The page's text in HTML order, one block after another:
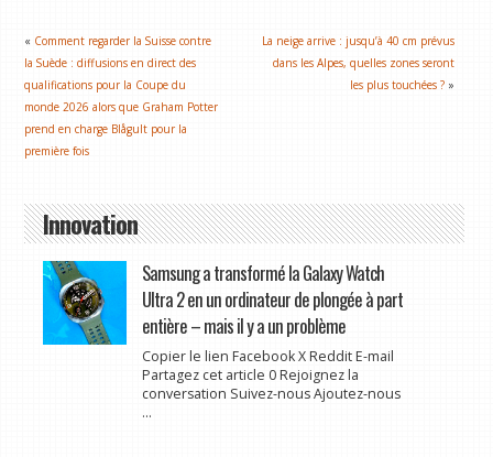
« Comment regarder la Suisse contre
la Suède : diffusions en direct des
qualifications pour la Coupe du
monde 2026 alors que Graham Potter
prend en charge Blågult pour la
première fois
La neige arrive : jusqu’à 40 cm prévus
dans les Alpes, quelles zones seront
les plus touchées ? »
Innovation
Samsung a transformé la Galaxy Watch
Ultra 2 en un ordinateur de plongée à part
entière – mais il y a un problème
Copier le lien Facebook X Reddit E-mail
Partagez cet article 0 Rejoignez la
conversation Suivez-nous Ajoutez-nous
...